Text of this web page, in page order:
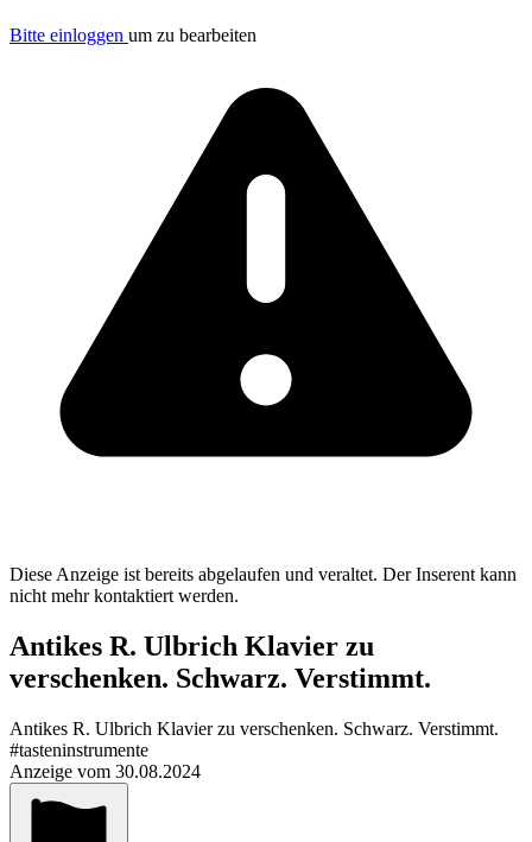
Bitte einloggen um zu bearbeiten
Diese Anzeige ist bereits abgelaufen und veraltet. Der Inserent kann
nicht mehr kontaktiert werden.
Antikes R. Ulbrich Klavier zu
verschenken. Schwarz. Verstimmt.
Antikes R. Ulbrich Klavier zu verschenken. Schwarz. Verstimmt.
#tasteninstrumente
Anzeige vom 30.08.2024